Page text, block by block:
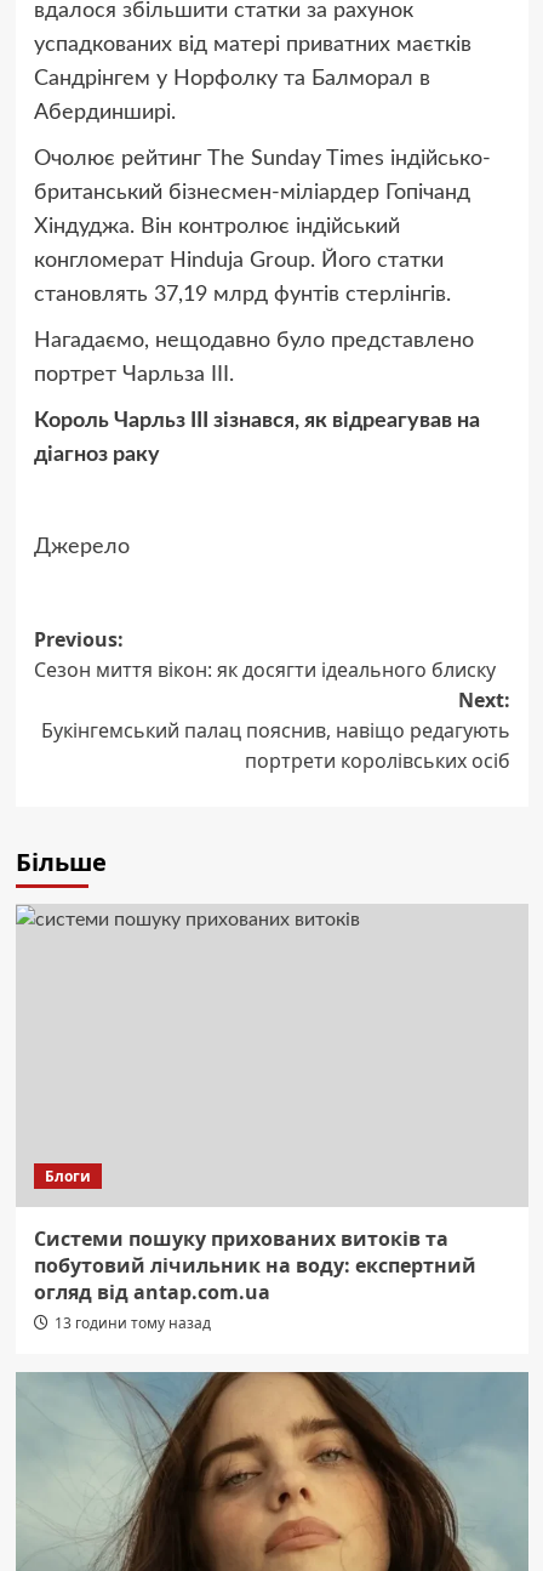
вдалося збільшити статки за рахунок
успадкованих від матері приватних маєтків
Сандрінгем у Норфолку та Балморал в
Абердинширі.
Очолює рейтинг The Sunday Times індійсько-
британський бізнесмен-міліардер Гопічанд
Хіндуджа. Він контролює індійський
конгломерат Hinduja Group. Його статки
становлять 37,19 млрд фунтів стерлінгів.
Нагадаємо, нещодавно було представлено
портрет Чарльза ІІІ.
Король Чарльз ІІІ зізнався, як відреагував на
діагноз раку
Джерело
Post
navigation
Previous:
Сезон миття вікон: як досягти ідеального блиску
Next:
Букінгемський палац пояснив, навіщо редагують
портрети королівських осіб
Більше
Блоги
Системи пошуку прихованих витоків та
побутовий лічильник на воду: експертний
огляд від antap.com.ua
13 години тому назад